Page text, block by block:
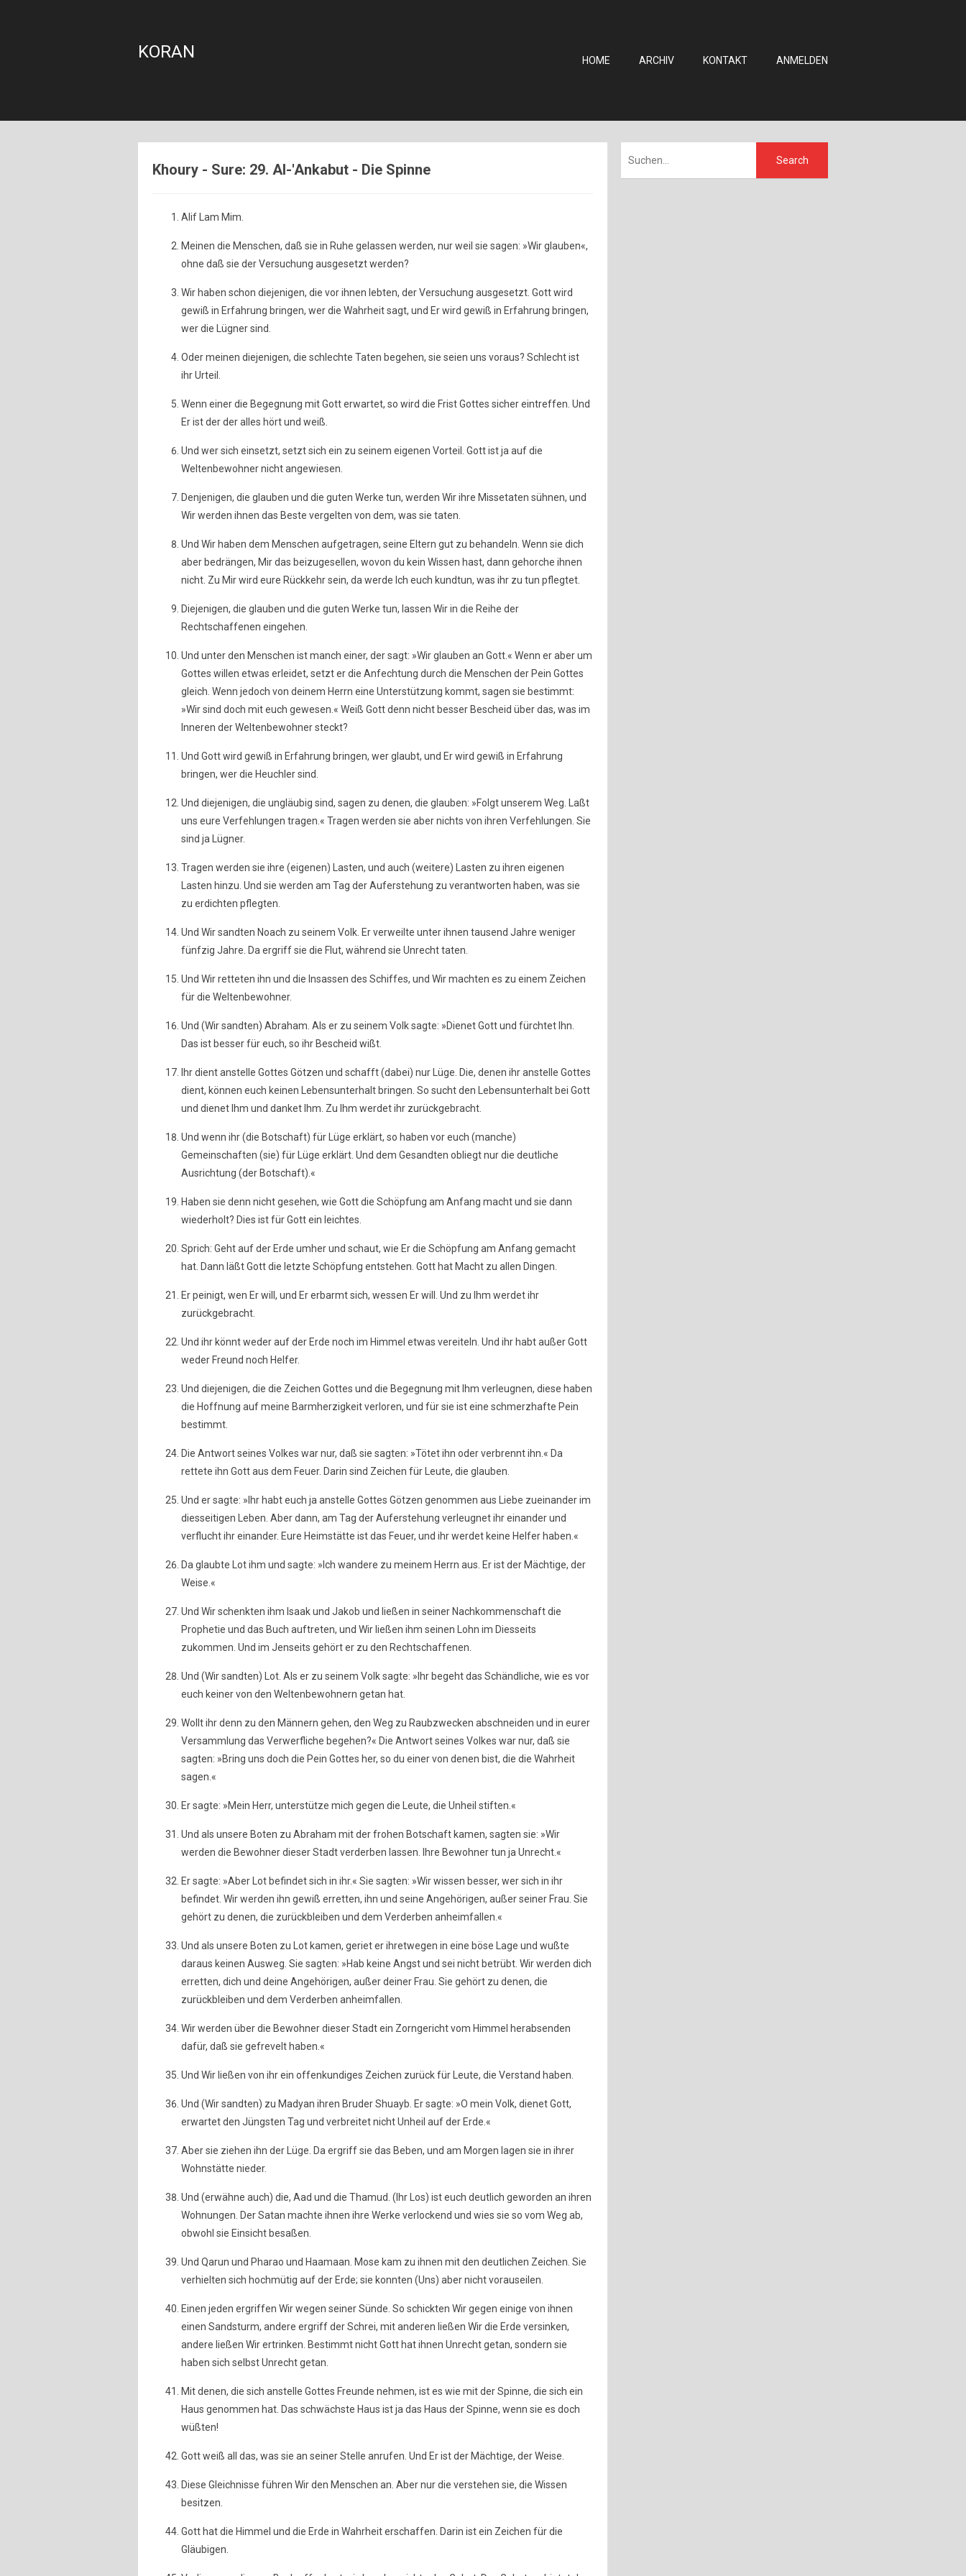
KORAN HOME ARCHIV KONTAKT ANMELDEN
Khoury - Sure: 29. Al-'Ankabut - Die Spinne
Alif Lam Mim.
Meinen die Menschen, daß sie in Ruhe gelassen werden, nur weil sie sagen: »Wir glauben«,
ohne daß sie der Versuchung ausgesetzt werden?
Wir haben schon diejenigen, die vor ihnen lebten, der Versuchung ausgesetzt. Gott wird
gewiß in Erfahrung bringen, wer die Wahrheit sagt, und Er wird gewiß in Erfahrung bringen,
wer die Lügner sind.
Oder meinen diejenigen, die schlechte Taten begehen, sie seien uns voraus? Schlecht ist
ihr Urteil.
Wenn einer die Begegnung mit Gott erwartet, so wird die Frist Gottes sicher eintreffen. Und
Er ist der der alles hört und weiß.
Und wer sich einsetzt, setzt sich ein zu seinem eigenen Vorteil. Gott ist ja auf die
Weltenbewohner nicht angewiesen.
Denjenigen, die glauben und die guten Werke tun, werden Wir ihre Missetaten sühnen, und
Wir werden ihnen das Beste vergelten von dem, was sie taten.
Und Wir haben dem Menschen aufgetragen, seine Eltern gut zu behandeln. Wenn sie dich
aber bedrängen, Mir das beizugesellen, wovon du kein Wissen hast, dann gehorche ihnen
nicht. Zu Mir wird eure Rückkehr sein, da werde Ich euch kundtun, was ihr zu tun pflegtet.
Diejenigen, die glauben und die guten Werke tun, lassen Wir in die Reihe der
Rechtschaffenen eingehen.
Und unter den Menschen ist manch einer, der sagt: »Wir glauben an Gott.« Wenn er aber um
Gottes willen etwas erleidet, setzt er die Anfechtung durch die Menschen der Pein Gottes
gleich. Wenn jedoch von deinem Herrn eine Unterstützung kommt, sagen sie bestimmt:
»Wir sind doch mit euch gewesen.« Weiß Gott denn nicht besser Bescheid über das, was im
Inneren der Weltenbewohner steckt?
Und Gott wird gewiß in Erfahrung bringen, wer glaubt, und Er wird gewiß in Erfahrung
bringen, wer die Heuchler sind.
Und diejenigen, die ungläubig sind, sagen zu denen, die glauben: »Folgt unserem Weg. Laßt
uns eure Verfehlungen tragen.« Tragen werden sie aber nichts von ihren Verfehlungen. Sie
sind ja Lügner.
Tragen werden sie ihre (eigenen) Lasten, und auch (weitere) Lasten zu ihren eigenen
Lasten hinzu. Und sie werden am Tag der Auferstehung zu verantworten haben, was sie
zu erdichten pflegten.
Und Wir sandten Noach zu seinem Volk. Er verweilte unter ihnen tausend Jahre weniger
fünfzig Jahre. Da ergriff sie die Flut, während sie Unrecht taten.
Und Wir retteten ihn und die Insassen des Schiffes, und Wir machten es zu einem Zeichen
für die Weltenbewohner.
Und (Wir sandten) Abraham. Als er zu seinem Volk sagte: »Dienet Gott und fürchtet Ihn.
Das ist besser für euch, so ihr Bescheid wißt.
Ihr dient anstelle Gottes Götzen und schafft (dabei) nur Lüge. Die, denen ihr anstelle Gottes
dient, können euch keinen Lebensunterhalt bringen. So sucht den Lebensunterhalt bei Gott
und dienet Ihm und danket Ihm. Zu Ihm werdet ihr zurückgebracht.
Und wenn ihr (die Botschaft) für Lüge erklärt, so haben vor euch (manche)
Gemeinschaften (sie) für Lüge erklärt. Und dem Gesandten obliegt nur die deutliche
Ausrichtung (der Botschaft).«
Haben sie denn nicht gesehen, wie Gott die Schöpfung am Anfang macht und sie dann
wiederholt? Dies ist für Gott ein leichtes.
Sprich: Geht auf der Erde umher und schaut, wie Er die Schöpfung am Anfang gemacht
hat. Dann läßt Gott die letzte Schöpfung entstehen. Gott hat Macht zu allen Dingen.
Er peinigt, wen Er will, und Er erbarmt sich, wessen Er will. Und zu Ihm werdet ihr
zurückgebracht.
Und ihr könnt weder auf der Erde noch im Himmel etwas vereiteln. Und ihr habt außer Gott
weder Freund noch Helfer.
Und diejenigen, die die Zeichen Gottes und die Begegnung mit Ihm verleugnen, diese haben
die Hoffnung auf meine Barmherzigkeit verloren, und für sie ist eine schmerzhafte Pein
bestimmt.
Die Antwort seines Volkes war nur, daß sie sagten: »Tötet ihn oder verbrennt ihn.« Da
rettete ihn Gott aus dem Feuer. Darin sind Zeichen für Leute, die glauben.
Und er sagte: »Ihr habt euch ja anstelle Gottes Götzen genommen aus Liebe zueinander im
diesseitigen Leben. Aber dann, am Tag der Auferstehung verleugnet ihr einander und
verflucht ihr einander. Eure Heimstätte ist das Feuer, und ihr werdet keine Helfer haben.«
Da glaubte Lot ihm und sagte: »Ich wandere zu meinem Herrn aus. Er ist der Mächtige, der
Weise.«
Und Wir schenkten ihm Isaak und Jakob und ließen in seiner Nachkommenschaft die
Prophetie und das Buch auftreten, und Wir ließen ihm seinen Lohn im Diesseits
zukommen. Und im Jenseits gehört er zu den Rechtschaffenen.
Und (Wir sandten) Lot. Als er zu seinem Volk sagte: »Ihr begeht das Schändliche, wie es vor
euch keiner von den Weltenbewohnern getan hat.
Wollt ihr denn zu den Männern gehen, den Weg zu Raubzwecken abschneiden und in eurer
Versammlung das Verwerfliche begehen?« Die Antwort seines Volkes war nur, daß sie
sagten: »Bring uns doch die Pein Gottes her, so du einer von denen bist, die die Wahrheit
sagen.«
Er sagte: »Mein Herr, unterstütze mich gegen die Leute, die Unheil stiften.«
Und als unsere Boten zu Abraham mit der frohen Botschaft kamen, sagten sie: »Wir
werden die Bewohner dieser Stadt verderben lassen. Ihre Bewohner tun ja Unrecht.«
Er sagte: »Aber Lot befindet sich in ihr.« Sie sagten: »Wir wissen besser, wer sich in ihr
befindet. Wir werden ihn gewiß erretten, ihn und seine Angehörigen, außer seiner Frau. Sie
gehört zu denen, die zurückbleiben und dem Verderben anheimfallen.«
Und als unsere Boten zu Lot kamen, geriet er ihretwegen in eine böse Lage und wußte
daraus keinen Ausweg. Sie sagten: »Hab keine Angst und sei nicht betrübt. Wir werden dich
erretten, dich und deine Angehörigen, außer deiner Frau. Sie gehört zu denen, die
zurückbleiben und dem Verderben anheimfallen.
Wir werden über die Bewohner dieser Stadt ein Zorngericht vom Himmel herabsenden
dafür, daß sie gefrevelt haben.«
Und Wir ließen von ihr ein offenkundiges Zeichen zurück für Leute, die Verstand haben.
Und (Wir sandten) zu Madyan ihren Bruder Shuayb. Er sagte: »O mein Volk, dienet Gott,
erwartet den Jüngsten Tag und verbreitet nicht Unheil auf der Erde.«
Aber sie ziehen ihn der Lüge. Da ergriff sie das Beben, und am Morgen lagen sie in ihrer
Wohnstätte nieder.
Und (erwähne auch) die, Aad und die Thamud. (Ihr Los) ist euch deutlich geworden an ihren
Wohnungen. Der Satan machte ihnen ihre Werke verlockend und wies sie so vom Weg ab,
obwohl sie Einsicht besaßen.
Und Qarun und Pharao und Haamaan. Mose kam zu ihnen mit den deutlichen Zeichen. Sie
verhielten sich hochmütig auf der Erde; sie konnten (Uns) aber nicht vorauseilen.
Einen jeden ergriffen Wir wegen seiner Sünde. So schickten Wir gegen einige von ihnen
einen Sandsturm, andere ergriff der Schrei, mit anderen ließen Wir die Erde versinken,
andere ließen Wir ertrinken. Bestimmt nicht Gott hat ihnen Unrecht getan, sondern sie
haben sich selbst Unrecht getan.
Mit denen, die sich anstelle Gottes Freunde nehmen, ist es wie mit der Spinne, die sich ein
Haus genommen hat. Das schwächste Haus ist ja das Haus der Spinne, wenn sie es doch
wüßten!
Gott weiß all das, was sie an seiner Stelle anrufen. Und Er ist der Mächtige, der Weise.
Diese Gleichnisse führen Wir den Menschen an. Aber nur die verstehen sie, die Wissen
besitzen.
Gott hat die Himmel und die Erde in Wahrheit erschaffen. Darin ist ein Zeichen für die
Gläubigen.